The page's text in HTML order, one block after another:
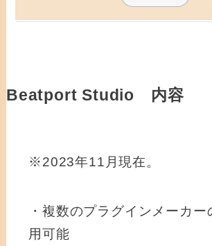
Beatport Studio 内容
※2023年11月現在。
・複数のプラグインメーカー
用可能